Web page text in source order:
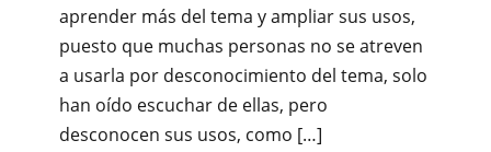
aprender más del tema y ampliar sus usos,
puesto que muchas personas no se atreven
a usarla por desconocimiento del tema, solo
han oído escuchar de ellas, pero
desconocen sus usos, como […]